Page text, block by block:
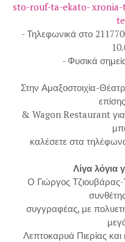
sto-rouf-ta-ekato-
- Τηλεφωνικά στο
- Φυσικά
Στην Αμαξοστοιχία-
& Wagon Restaurant για
καλέσετε στα
Λίγα λόγια
Ο Γιώργος Τζιουβάρας-
συγγραφέας, με
Λεπτοκαρυά Πιερίας